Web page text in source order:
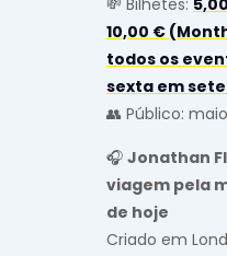
10,00 €
todos os
sexta em
👥 Público:
🎧 Jonathan
viagem pela
de hoje
Criado em